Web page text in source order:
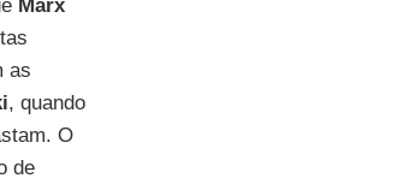
Marx
as
, quando
O
de